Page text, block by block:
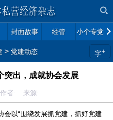
封面故事 经管 小个专党建
> 党建动态 字+
突出，成就协会发展
者: 来源:
以“围绕发展抓党建，抓好党建